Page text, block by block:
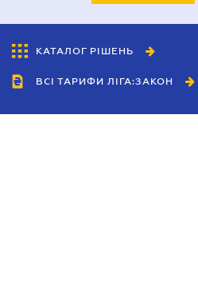
КАТАЛОГ РІШЕНЬ
ВСІ ТАРИФИ ЛІГА:ЗАКОН